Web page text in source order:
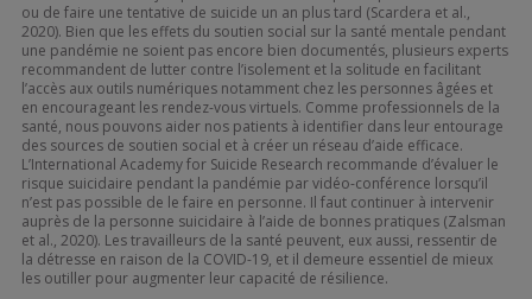
ou de faire une tentative de suicide un an plus tard (Scardera et al.,
2020). Bien que les effets du soutien social sur la santé mentale pendant
une pandémie ne soient pas encore bien documentés, plusieurs experts
recommandent de lutter contre l’isolement et la solitude en facilitant
l’accès aux outils numériques notamment chez les personnes âgées et
en encourageant les rendez-vous virtuels. Comme professionnels de la
santé, nous pouvons aider nos patients à identifier dans leur entourage
des sources de soutien social et à créer un réseau d’aide efficace.
L’International Academy for Suicide Research recommande d’évaluer le
risque suicidaire pendant la pandémie par vidéo-conférence lorsqu’il
n’est pas possible de le faire en personne. Il faut continuer à intervenir
auprès de la personne suicidaire à l’aide de bonnes pratiques (Zalsman
et al., 2020). Les travailleurs de la santé peuvent, eux aussi, ressentir de
la détresse en raison de la COVID-19, et il demeure essentiel de mieux
les outiller pour augmenter leur capacité de résilience.